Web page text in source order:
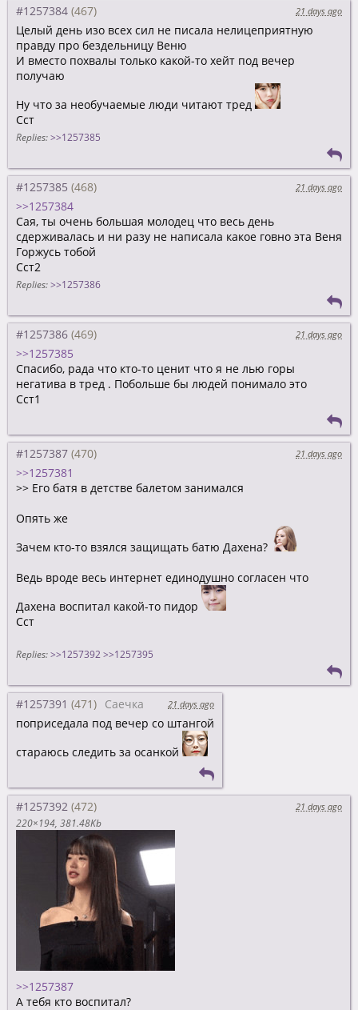
#1257384 21 days ago
Целый день изо всех сил не писала нелицеприятную
правду про бездельницу Веню
И вместо похвалы только какой-то хейт под вечер
получаю
Ну что за необучаемые люди читают тред
Сст
Replies: >>1257385
#1257385 21 days ago
>>1257384
Сая, ты очень большая молодец что весь день
сдерживалась и ни разу не написала какое говно эта Веня
Горжусь тобой
Сст2
Replies: >>1257386
#1257386 21 days ago
>>1257385
Спасибо, рада что кто-то ценит что я не лью горы
негатива в тред . Побольше бы людей понимало это
Сст1
#1257387 21 days ago
>>1257381
>> Его батя в детстве балетом занимался
Опять же
Зачем кто-то взялся защищать батю Дахена?
Ведь вроде весь интернет единодушно согласен что
Дахена воспитал какой-то пидор
Сст
Replies: >>1257392 >>1257395
#1257391 Саечка 21 days ago
поприседала под вечер со штангой
стараюсь следить за осанкой
#1257392
21 days ago
220×194 381.48Kb
>>1257387
А тебя кто воспитал?